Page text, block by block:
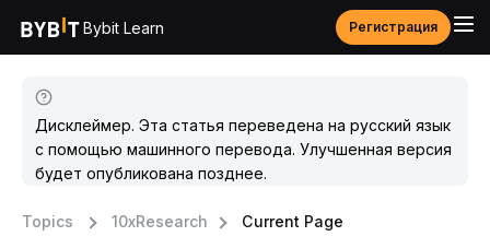
Bybit Learn Регистрация
Дисклеймер. Эта статья переведена на русский язык
с помощью машинного перевода. Улучшенная версия
будет опубликована позднее.
Topics 10xResearch Current Page